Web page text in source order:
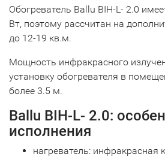
Обогреватель Ballu BIH-L- 2.0
Вт, поэтому рассчитан на
до 12-19 кв.м.
Мощность инфракрасного
установку обогревателя в
более 3.5 м.
Ballu BIH-L- 2.0:
исполнения
нагреватель: инфракрасная